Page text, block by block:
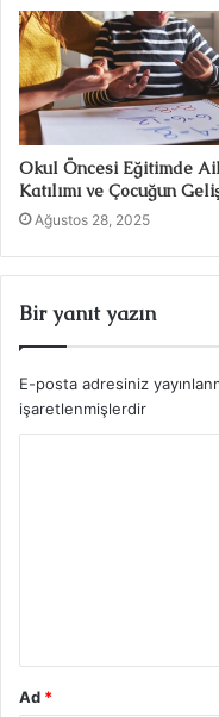
Okul Öncesi Eğitimde
Katılımı ve Çocuğun
Ağustos 28, 2025
Bir yanıt yazın
E-posta adresiniz
işaretlenmişlerdir
Ad *